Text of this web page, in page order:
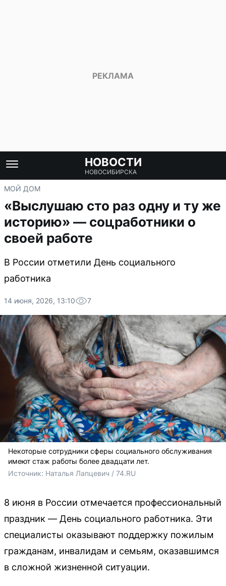
НОВОСТИ
НОВОСИБИРСКА
МОЙ ДОМ
«Выслушаю сто раз одну и ту же
историю» — соцработники о
своей работе
В России отметили День социального
работника
14 июня, 2026, 13:10 7
Некоторые сотрудники сферы социального обслуживания
имеют стаж работы более двадцати лет.
Источник: Наталья Лапцевич / 74.RU
8 июня в России отмечается профессиональный
праздник — День социального работника. Эти
специалисты оказывают поддержку пожилым
гражданам, инвалидам и семьям, оказавшимся
в сложной жизненной ситуации.